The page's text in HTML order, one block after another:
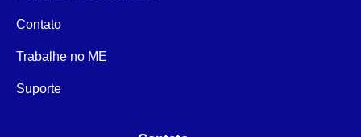
Contato
Trabalhe no ME
Suporte